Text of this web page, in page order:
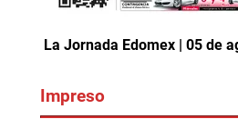
La Jornada Edomex | 05 de
Impreso